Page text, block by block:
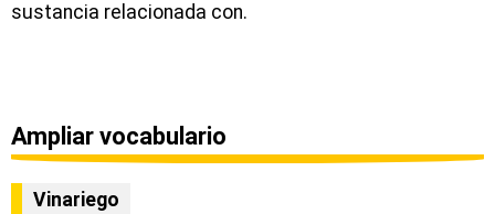
sustancia relacionada con.
Ampliar vocabulario
Vinariego